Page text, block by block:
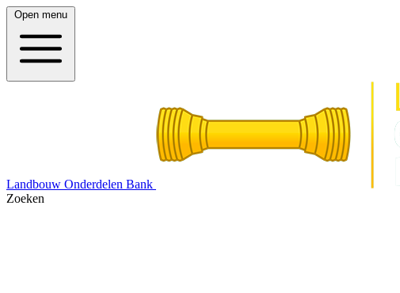
Open menu
Landbouw Onderdelen Bank
Zoeken